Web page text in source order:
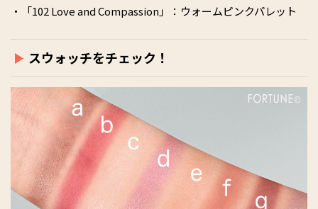
・「102 Love and Compassion」：ウォームピンクパレット
スウォッチをチェック！